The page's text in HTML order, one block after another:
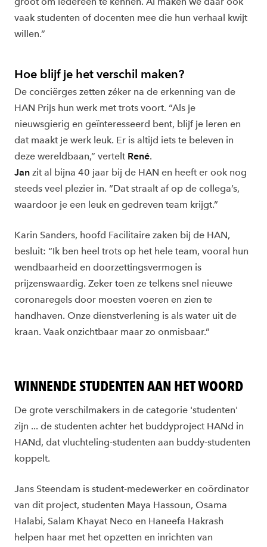
vaak studenten of docenten mee die hun verhaal kwijt
willen.”
Hoe blijf je het verschil maken?
De conciërges zetten zéker na de erkenning van de
HAN Prijs hun werk met trots voort. “Als je
nieuwsgierig en geïnteresseerd bent, blijf je leren en
dat maakt je werk leuk. Er is altijd iets te beleven in
deze wereldbaan,” vertelt René.
Jan zit al bijna 40 jaar bij de HAN en heeft er ook nog
steeds veel plezier in. “Dat straalt af op de collega’s,
waardoor je een leuk en gedreven team krijgt.”
Karin Sanders, hoofd Facilitaire zaken bij de HAN,
besluit: “Ik ben heel trots op het hele team, vooral hun
wendbaarheid en doorzettingsvermogen is
prijzenswaardig. Zeker toen ze telkens snel nieuwe
coronaregels door moesten voeren en zien te
handhaven. Onze dienstverlening is als water uit de
kraan. Vaak onzichtbaar maar zo onmisbaar.”
WINNENDE STUDENTEN AAN HET WOORD
De grote verschilmakers in de categorie 'studenten'
zijn ... de studenten achter het buddyproject HANd in
HANd, dat vluchteling-studenten aan buddy-studenten
koppelt.
Jans Steendam is student-medewerker en coördinator
van dit project, studenten Maya Hassoun, Osama
Halabi, Salam Khayat Neco en Haneefa Hakrash
helpen haar met het opzetten en inrichten van